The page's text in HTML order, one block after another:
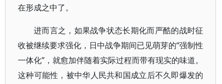
在形成之中了。
进而言之，如果战争状态长期化而严酷的战时征
收被继续要求强化，日中战争期间已见萌芽的“强制性
一体化”，就愈加伴随着实际过程而带有现实的味道。
这种可能性，被中华人民共和国成立后不久即爆发的